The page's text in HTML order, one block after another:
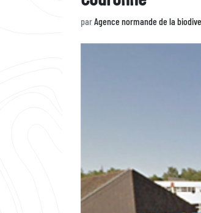
parAgence normande de la